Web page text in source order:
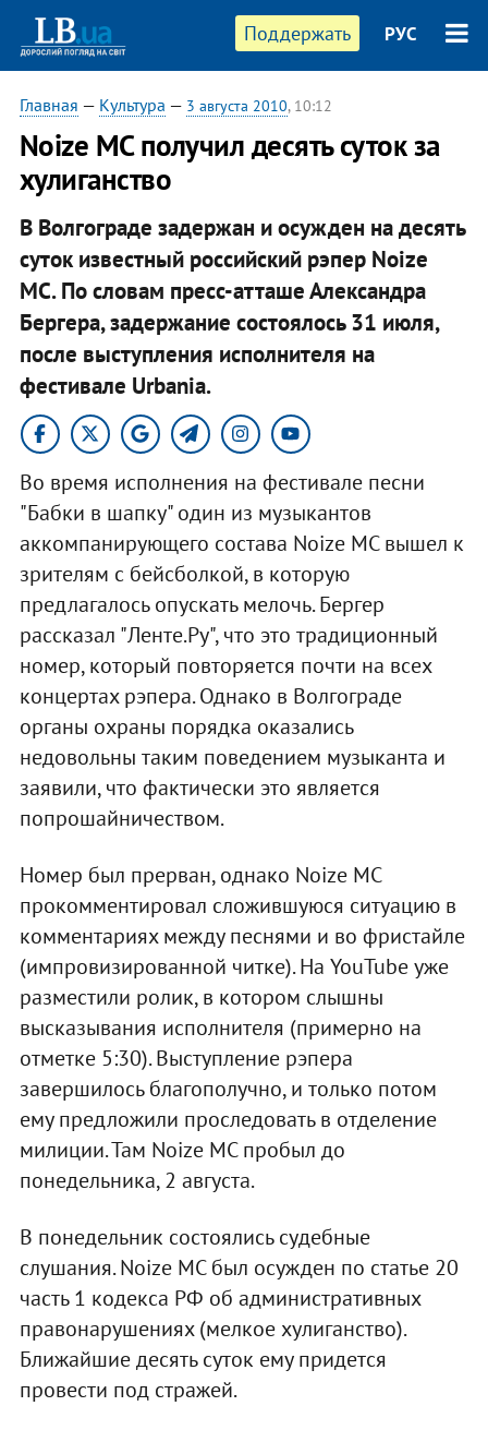
Поддержать РУС
Главная — Культура — 3 августа 2010, 10:12
Noize MC получил десять суток за
хулиганство
В Волгограде задержан и осужден на десять
суток известный российский рэпер Noize
MC. По словам пресс-атташе Александра
Бергера, задержание состоялось 31 июля,
после выступления исполнителя на
фестивале Urbania.
Во время исполнения на фестивале песни
"Бабки в шапку" один из музыкантов
аккомпанирующего состава Noize MC вышел к
зрителям с бейсболкой, в которую
предлагалось опускать мелочь. Бергер
рассказал "Ленте.Ру", что это традиционный
номер, который повторяется почти на всех
концертах рэпера. Однако в Волгограде
органы охраны порядка оказались
недовольны таким поведением музыканта и
заявили, что фактически это является
попрошайничеством.
Номер был прерван, однако Noize MC
прокомментировал сложившуюся ситуацию в
комментариях между песнями и во фристайле
(импровизированной читке). На YouTube уже
разместили ролик, в котором слышны
высказывания исполнителя (примерно на
отметке 5:30). Выступление рэпера
завершилось благополучно, и только потом
ему предложили проследовать в отделение
милиции. Там Noize MC пробыл до
понедельника, 2 августа.
В понедельник состоялись судебные
слушания. Noize MC был осужден по статье 20
часть 1 кодекса РФ об административных
правонарушениях (мелкое хулиганство).
Ближайшие десять суток ему придется
провести под стражей.